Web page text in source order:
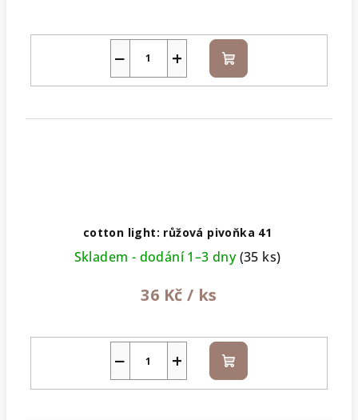
+
− Do
košíku
cotton light: růžová pivoňka 41
Skladem - dodání 1–3 dny(35 ks)
36 Kč / ks
+
− Do
košíku